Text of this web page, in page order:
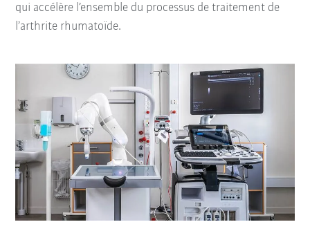
qui accélère l’ensemble du processus de traitement de
l’arthrite rhumatoïde.